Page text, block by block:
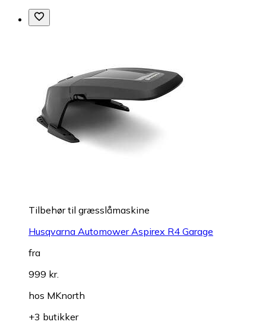
Tilbehør til græsslåmaskine
Husqvarna Automower Aspirex R4 Garage
fra
999 kr.
hos MKnorth
+3 butikker